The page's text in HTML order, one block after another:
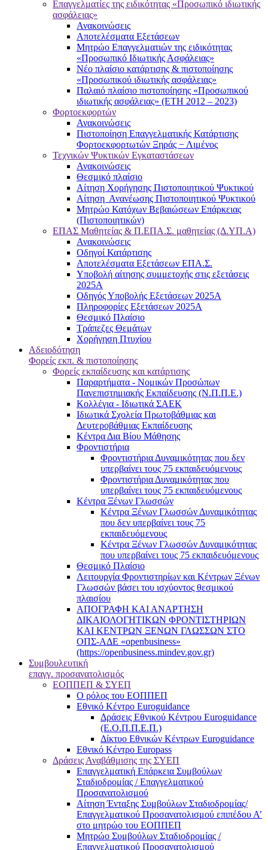
Επαγγελματίες της ειδικότητας «Προσωπικό ιδιωτικής
ασφάλειας»
Ανακοινώσεις
Αποτελέσματα Εξετάσεων
Μητρώο Επαγγελματιών της ειδικότητας
«Προσωπικό Ιδιωτικής Ασφάλειας»
Νέο πλαίσιο κατάρτισης & πιστοποίησης
«Προσωπικού ιδιωτικής ασφάλειας»
Παλαιό πλαίσιο πιστοποίησης «Προσωπικού
ιδιωτικής ασφάλειας» (ΕΤΗ 2012 – 2023)
Φορτοεκφορτών
Ανακοινώσεις
Πιστοποίηση Επαγγελματικής Κατάρτισης
Φορτοεκφορτωτών Ξηράς − Λιμένος
Τεχνικών Ψυκτικών Εγκαταστάσεων
Ανακοινώσεις
Θεσμικό πλαίσιο
Αίτηση Χορήγησης Πιστοποιητικού Ψυκτικού
Αίτηση Ανανέωσης Πιστοποιητικού Ψυκτικού
Μητρώο Κατόχων Βεβαιώσεων Επάρκειας
(Πιστοποιητικών)
ΕΠΑΣ Μαθητείας & Π.ΕΠΑ.Σ. μαθητείας (Δ.ΥΠ.Α)
Ανακοινώσεις
Oδηγοί Κατάρτισης
Αποτελέσματα Εξετάσεων ΕΠΑ.Σ.
Υποβολή αίτησης συμμετοχής στις εξετάσεις
2025Α
Οδηγός Υποβολής Εξετάσεων 2025A
Πληροφορίες Εξετάσεων 2025Α
Θεσμικό Πλαίσιο
Τράπεζες Θεμάτων
Χορήγηση Πτυχίου
Αδειοδότηση
Φορείς εκπ. & πιστοποίησης
Φορείς εκπαίδευσης και κατάρτισης
Παραρτήματα - Νομικών Προσώπων
Πανεπιστημιακής Εκπαίδευσης (Ν.Π.Π.Ε.)
Κολλέγια - Ιδιωτικά ΣΑΕΚ
Ιδιωτικά Σχολεία Πρωτοβάθμιας και
Δευτεροβάθμιας Εκπαίδευσης
Κέντρα Δια Βίου Μάθησης
Φροντιστήρια
Φροντιστήρια Δυναμικότητας που δεν
υπερβαίνει τους 75 εκπαιδευόμενους
Φροντιστήρια Δυναμικότητας που
υπερβαίνει τους 75 εκπαιδευόμενους
Κέντρα Ξένων Γλωσσών
Kέντρα Ξένων Γλωσσών Δυναμικότητας
που δεν υπερβαίνει τους 75
εκπαιδευόμενους
Kέντρα Ξένων Γλωσσών Δυναμικότητας
που υπερβαίνει τους 75 εκπαιδευόμενους
Θεσμικό Πλαίσιο
Λειτουργία Φροντιστηρίων και Κέντρων Ξένων
Γλωσσών βάσει του ισχύοντος θεσμικού
πλαισίου
ΑΠΟΓΡΑΦΗ ΚΑΙ ΑΝΑΡΤΗΣΗ
ΔΙΚΑΙΟΛΟΓΗΤΙΚΩΝ ΦΡΟΝΤΙΣΤΗΡΙΩΝ
ΚΑΙ ΚΕΝΤΡΩΝ ΞΕΝΩΝ ΓΛΩΣΣΩΝ ΣΤΟ
ΟΠΣ-ΑΔΕ «openbusiness»
(https://openbusiness.mindev.gov.gr)
Συμβουλευτική
επαγγ. προσανατολισμός
ΕΟΠΠΕΠ & ΣΥΕΠ
Ο ρόλος του ΕΟΠΠΕΠ
Εθνικό Κέντρο Euroguidance
Δράσεις Εθνικού Κέντρου Euroguidance
(Ε.Ο.Π.Π.Ε.Π.)
Δίκτυο Εθνικών Κέντρων Euroguidance
Εθνικό Κέντρο Europass
Δράσεις Αναβάθμισης της ΣΥΕΠ
Επαγγελματική Επάρκεια Συμβούλων
Σταδιοδρομίας / Επαγγελματικού
Προσανατολισμού
Αίτηση Ένταξης Συμβούλων Σταδιοδρομίας/
Επαγγελματικού Προσανατολισμού επιπέδου Α’
στο μητρώο του ΕΟΠΠΕΠ
Μητρώο Συμβούλων Σταδιοδρομίας /
Επαγγελματικού Προσανατολισμού